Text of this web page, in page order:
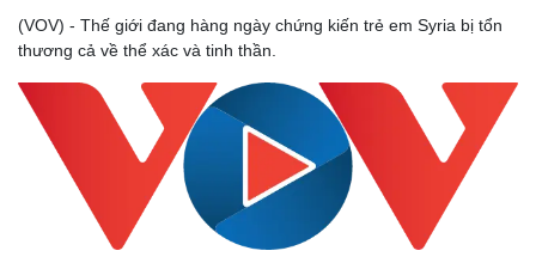
(VOV) - Thế giới đang hàng ngày chứng kiến trẻ em Syria bị tổn
thương cả về thể xác và tinh thần.